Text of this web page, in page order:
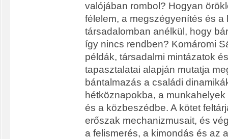
valójában rombol? Hogyan
félelem, a megszégyenítés és a
társadalomban anélkül, hogy
így nincs rendben? Komáromi
példák, társadalmi mintázatok
tapasztalatai alapján mutatja
bántalmazás a családi
hétköznapokba, a
és a közbeszédbe. A kötet
erőszak mechanizmusait, és
a felismerés, a kimondás és az